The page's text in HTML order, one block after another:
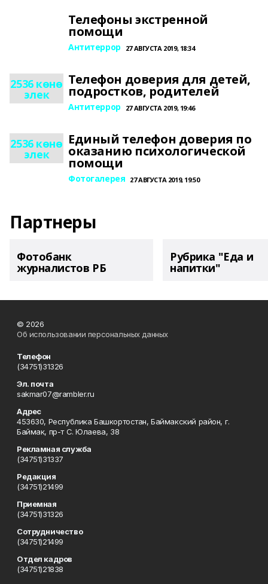
Телефоны экстренной
помощи
Антитеррор 27 АВГУСТА 2019, 18:34
2536 көнө
элек
Телефон доверия для детей,
подростков, родителей
Антитеррор 27 АВГУСТА 2019, 19:46
2536 көнө
элек
Единый телефон доверия по
оказанию психологической
помощи
Фотогалерея 27 АВГУСТА 2019, 19:50
Партнеры
Фотобанк
журналистов РБ
Рубрика "Еда и
напитки"
© 2026
Об использовании персональных данных
Телефон
(34751)31326
Эл. почта
sakmar07@rambler.ru
Адрес
453630, Республика Башкортостан, Баймакский район, г.
Баймак, пр-т С. Юлаева, 38
Рекламная служба
(34751)31337
Редакция
(34751)21499
Приемная
(34751)31326
Сотрудничество
(34751)21499
Отдел кадров
(34751)21838